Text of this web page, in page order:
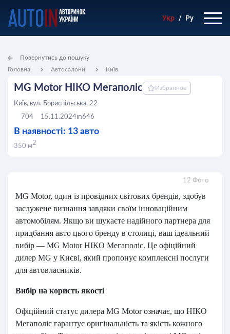
Укр / Ру
Головна Автосалони Київ
Повернутись до пошуку
MG Motor НІКО Мегаполіс Избранное
В наявності: 13 авто
Київ, вул. Бориспільська, 22
704
15.11.2024 ID646
350 м2
12 Фото
MG Motor, один із провідних світових брендів, здобув
заслужене визнання завдяки своїм інноваційним
автомобілям. Якщо ви шукаєте надійного партнера для
придбання авто цього бренду в столиці, ваш ідеальний
вибір — MG Motor НІКО Мегаполіс. Це офіційний
дилер MG у Києві, який пропонує комплексні послуги
для автовласників.
Вибір на користь якості
Офіційний статус дилера MG Motor означає, що НІКО
Мегаполіс гарантує оригінальність та якість кожного